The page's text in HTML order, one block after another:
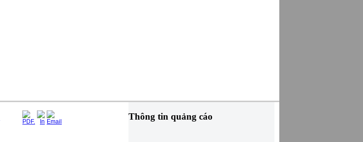
Thông tin quảng cáo